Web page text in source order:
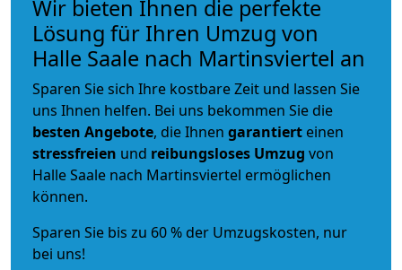
Wir bieten Ihnen die perfekte
Lösung für Ihren Umzug von
Halle Saale nach Martinsviertel an
Sparen Sie sich Ihre kostbare Zeit und lassen Sie
uns Ihnen helfen. Bei uns bekommen Sie die
besten Angebote, die Ihnen garantiert einen
stressfreien und reibungsloses Umzug von
Halle Saale nach Martinsviertel ermöglichen
können.
Sparen Sie bis zu 60 % der Umzugskosten, nur
bei uns!